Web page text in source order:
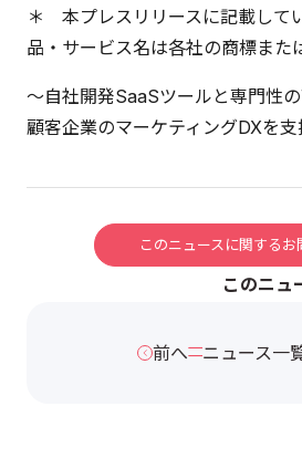
＊ 本プレスリリースに記載して
品・サービス名は各社の商標また
～自社開発SaaSツールと専門性
顧客企業のマーケティングDXを支
このニュースに関するお
このニュ
前へ ニュース一